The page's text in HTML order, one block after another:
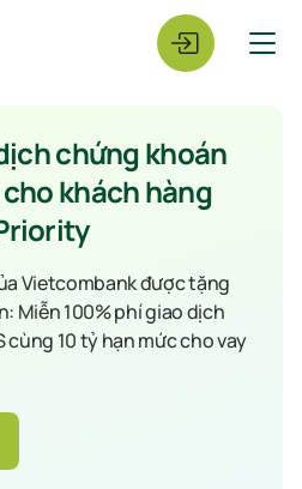
chứng khoán
khách hàng
Vietcombank được tặng
Miễn 100% phí giao dịch
cùng 10 tỷ hạn mức cho vay